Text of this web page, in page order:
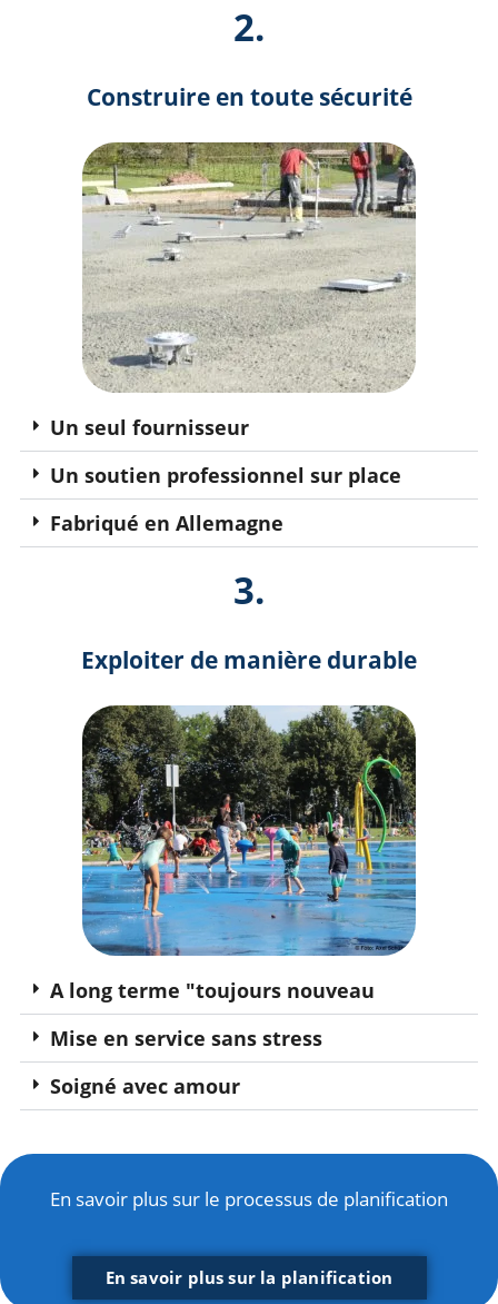
2.
Construire en toute sécurité
Un seul fournisseur
Un soutien professionnel sur place
Fabriqué en Allemagne
3.
Exploiter de manière durable
A long terme "toujours nouveau
Mise en service sans stress
Soigné avec amour
En savoir plus sur le processus de planification
En savoir plus sur la planification